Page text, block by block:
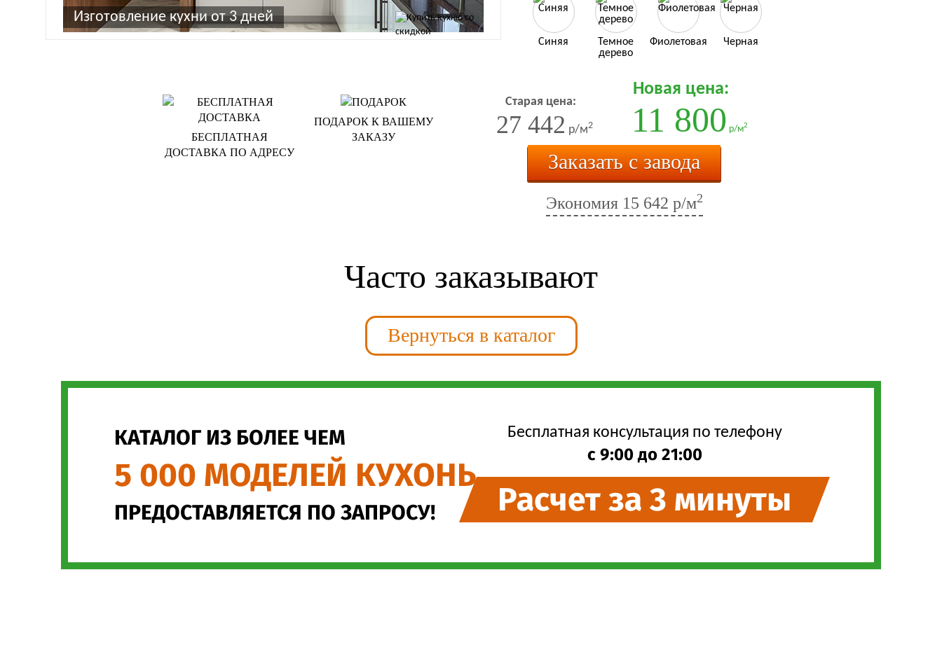
Изготовление кухни от 3 дней
Синяя
Темное
дерево
Фиолетовая Черная
БЕСПЛАТНАЯ
ДОСТАВКА ПО АДРЕСУ
ПОДАРОК К ВАШЕМУ
ЗАКАЗУ
Старая цена:
27 442 р/м2
Новая цена:
11 800 р/м2
Заказать с завода
Экономия 15 642 р/м2
Часто заказывают
Вернуться в каталог
КАТАЛОГ ИЗ БОЛЕЕ ЧЕМ
5 000 МОДЕЛЕЙ КУХОНЬ
ПРЕДОСТАВЛЯЕТСЯ ПО ЗАПРОСУ!
Бесплатная консультация по телефону
с 9:00 до 21:00
Расчет за 3 минуты